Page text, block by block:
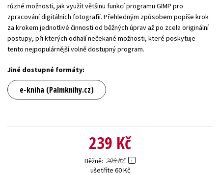
různé možnosti, jak využít většinu funkcí programu GIMP pro
zpracování digitálních fotografií. Přehledným způsobem popíše krok
za krokem jednotlivé činnosti od běžných úprav až po zcela originální
postupy, při kterých odhalí nečekané možnosti, které poskytuje
tento nejpopulárnější volně dostupný program.
Jiné dostupné formáty:
e-kniha (Palmknihy.cz)
239 Kč
Běžně 299 Kč
ušetříte 60 Kč